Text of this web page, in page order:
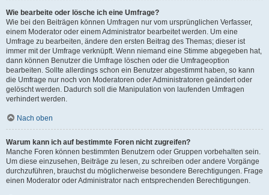
Wie bearbeite oder lösche ich eine Umfrage?
Wie bei den Beiträgen können Umfragen nur vom ursprünglichen Verfasser,
einem Moderator oder einem Administrator bearbeitet werden. Um eine
Umfrage zu bearbeiten, ändere den ersten Beitrag des Themas; dieser ist
immer mit der Umfrage verknüpft. Wenn niemand eine Stimme abgegeben hat,
dann können Benutzer die Umfrage löschen oder die Umfrageoption
bearbeiten. Sollte allerdings schon ein Benutzer abgestimmt haben, so kann
die Umfrage nur noch von Moderatoren oder Administratoren geändert oder
gelöscht werden. Dadurch soll die Manipulation von laufenden Umfragen
verhindert werden.
Nach oben
Warum kann ich auf bestimmte Foren nicht zugreifen?
Manche Foren können bestimmten Benutzern oder Gruppen vorbehalten sein.
Um diese einzusehen, Beiträge zu lesen, zu schreiben oder andere Vorgänge
durchzuführen, brauchst du möglicherweise besondere Berechtigungen. Frage
einen Moderator oder Administrator nach entsprechenden Berechtigungen.